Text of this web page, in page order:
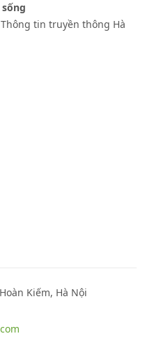
Thông tin truyền thông Hà
Kiếm, Hà Nội